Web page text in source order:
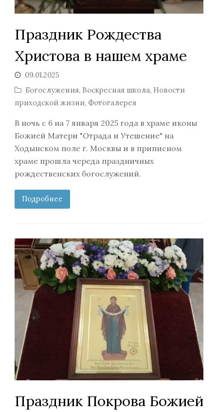
Праздник Рождества
Христова в нашем храме
09.01.2025
Богослужения, Воскресная школа, Новости
приходской жизни, Фотогалерея
В ночь с 6 на 7 января 2025 года в храме иконы
Божией Матери "Отрада и Утешение" на
Ходынском поле г. Москвы и в приписном
храме прошла череда праздничных
рождественских богослужений.
Подробнее
Праздник Покрова Божией